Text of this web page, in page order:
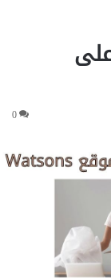
0